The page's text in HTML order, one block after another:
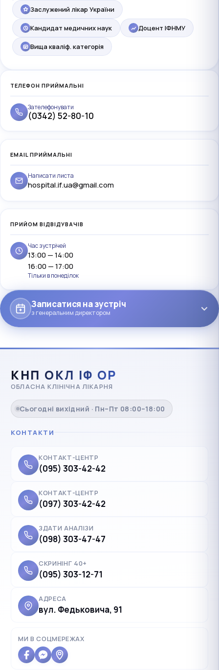
Заслужений лікар України
Кандидат медичних наук Доцент ІФНМУ
Вища кваліф. категорія
ТЕЛЕФОН ПРИЙМАЛЬНІ
Зателефонувати
(0342) 52-80-10
EMAIL ПРИЙМАЛЬНІ
Написати листа
hospital.if.ua@gmail.com
ПРИЙОМ ВІДВІДУВАЧІВ
Час зустрічей
13:00 — 14:00
16:00 — 17:00
Тільки в понеділок
Записатися на зустріч
з генеральним директором
КНП ОКЛ ІФ ОР
ОБЛАСНА КЛІНІЧНА ЛІКАРНЯ
Сьогодні вихідний · Пн–Пт 08:00–18:00
КОНТАКТИ
КОНТАКТ-ЦЕНТР
(095) 303-42-42
КОНТАКТ-ЦЕНТР
(097) 303-42-42
ЗДАТИ АНАЛІЗИ
(098) 303-47-47
СКРИНІНГ 40+
(095) 303-12-71
АДРЕСА
вул. Федьковича, 91
МИ В СОЦМЕРЕЖАХ